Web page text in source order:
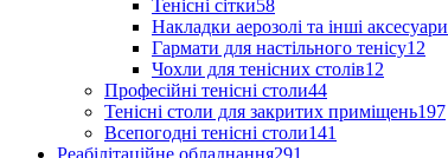
Тенісні сітки58
Накладки аерозолі та інші аксесуари
Гармати для настільного тенісу12
Чохли для тенісних столів12
Професійні тенісні столи44
Тенісні столи для закритих приміщень197
Всепогодні тенісні столи141
Реабілітаційне обладнання291